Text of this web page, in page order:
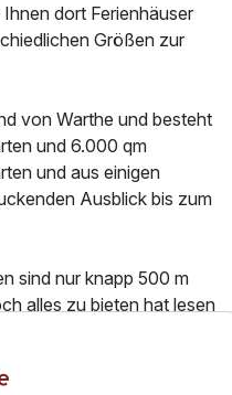
dort Ferienhäuser
Größen zur
von Warthe und besteht
und 6.000 qm
und aus einigen
Ausblick bis zum
sind nur knapp 500 m
alles zu bieten hat lesen
sowie die Möglichkeit der
Allen Häusern und